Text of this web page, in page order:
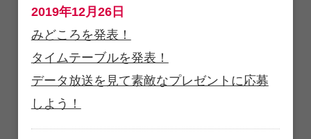
2019年12月26日
みどころを発表！
タイムテーブルを発表！
データ放送を見て素敵なプレゼントに応募
しよう！